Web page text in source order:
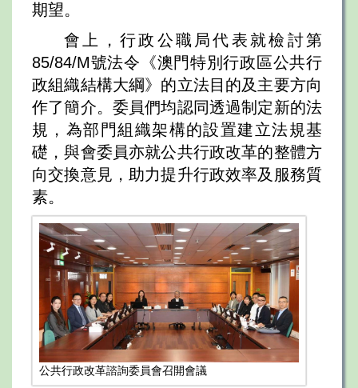
期望。
會上，行政公職局代表就檢討第
85/84/M號法令《澳門特別行政區公共行
政組織結構大綱》的立法目的及主要方向
作了簡介。委員們均認同透過制定新的法
規，為部門組織架構的設置建立法規基
礎，與會委員亦就公共行政改革的整體方
向交換意見，助力提升行政效率及服務質
素。
公共行政改革諮詢委員會召開會議